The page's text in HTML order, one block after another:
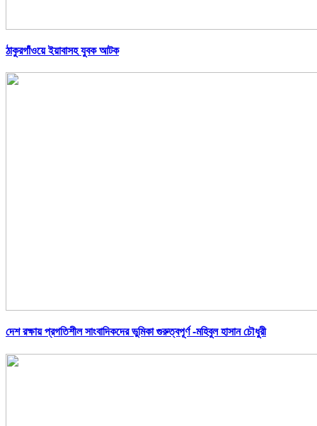
ঠাকুরগাঁওয়ে ইয়াবাসহ যুবক আটক
দেশ রক্ষায় প্রগতিশীল সাংবাদিকদের ভুমিকা গুরুত্বপূর্ণ -মহিবুল হাসান চৌধুরী